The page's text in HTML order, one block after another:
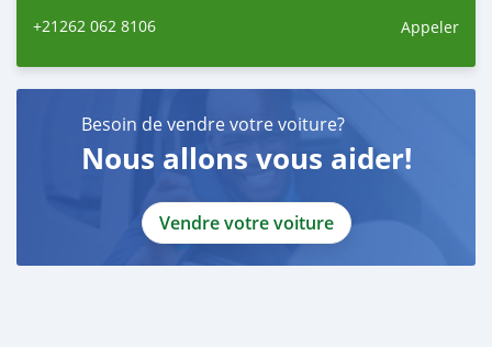
+21262 062 8106 Appeler
Besoin de vendre votre voiture?
Nous allons vous aider!
Vendre votre voiture